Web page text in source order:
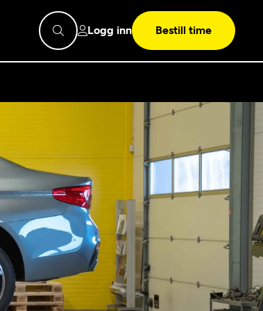
Mekonomen
Bilkonto
Les mer
Mekonomen Fleet
Logg inn Bestill time
Søk